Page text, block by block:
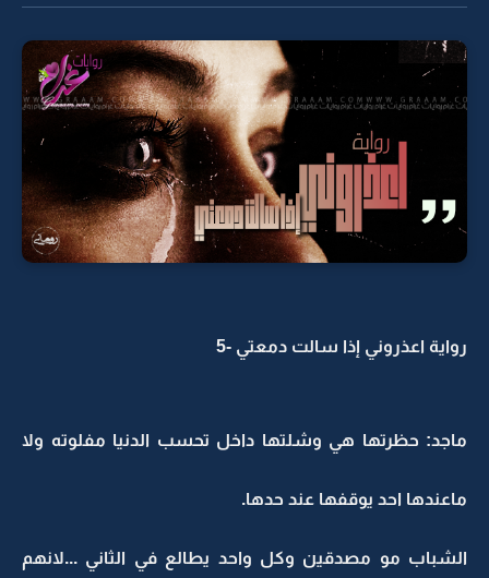
رواية اعذروني إذا سالت دمعتي -5
ماجد: حظرتها هي وشلتها داخل تحسب الدنيا مفلوته ولا
ماعندها احد يوقفها عند حدها.
الشباب مو مصدقين وكل واحد يطالع في الثاني ...لانهم